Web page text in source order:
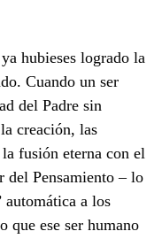
hubieses logrado la
Cuando un ser
del Padre sin
creación, las
fusión eterna con el
del Pensamiento – lo
automática a los
que ese ser humano